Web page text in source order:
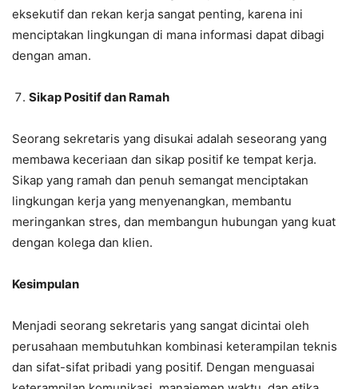
eksekutif dan rekan kerja sangat penting, karena ini
menciptakan lingkungan di mana informasi dapat dibagi
dengan aman.
Sikap Positif dan Ramah
Seorang sekretaris yang disukai adalah seseorang yang
membawa keceriaan dan sikap positif ke tempat kerja.
Sikap yang ramah dan penuh semangat menciptakan
lingkungan kerja yang menyenangkan, membantu
meringankan stres, dan membangun hubungan yang kuat
dengan kolega dan klien.
Kesimpulan
Menjadi seorang sekretaris yang sangat dicintai oleh
perusahaan membutuhkan kombinasi keterampilan teknis
dan sifat-sifat pribadi yang positif. Dengan menguasai